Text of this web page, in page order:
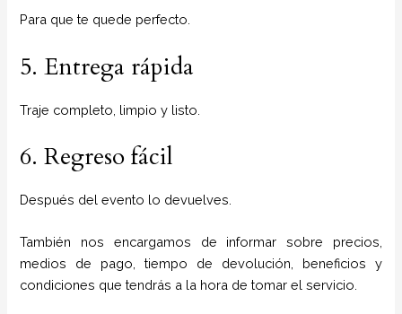
Para que te quede perfecto.
5. Entrega rápida
Traje completo, limpio y listo.
6. Regreso fácil
Después del evento lo devuelves.
También nos encargamos de informar sobre precios,
medios de pago, tiempo de devolución, beneficios y
condiciones que tendrás a la hora de tomar el servicio.